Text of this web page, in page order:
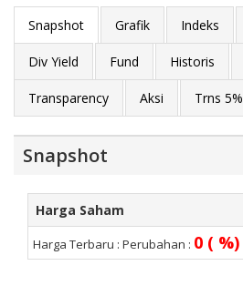
Snapshot Grafik Indeks
Div Yield Fund Historis
Transparency Aksi Trns 5%
Snapshot
Harga Saham
Harga Terbaru : Perubahan : 0 ( %)